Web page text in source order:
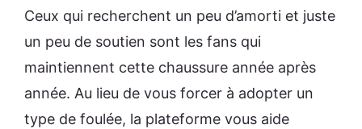
Ceux qui recherchent un peu d’amorti et juste
un peu de soutien sont les fans qui
maintiennent cette chaussure année après
année. Au lieu de vous forcer à adopter un
type de foulée, la plateforme vous aide